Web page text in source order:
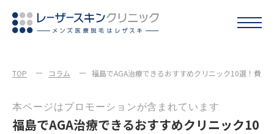
TOP コラム 福島でAGA治療できるおすすめクリニック10選！費用
本ページはプロモーションが含まれています
福島でAGA治療できるおすすめクリニック10